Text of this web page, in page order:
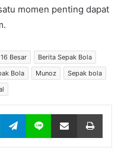
momen penting dapat
Besar
Berita Sepak Bola
Bola Munoz
Sepak bola
WhatsApp Telegram Line Share via Email